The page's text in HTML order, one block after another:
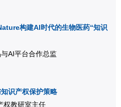
构建AI时代的生物医药“知识
AI平台合作总监
识产权保护策略
权教研室主任